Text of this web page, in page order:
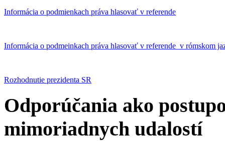
Informácia o podmienkach práva hlasovať v referende
Informácia o podmeinkach práva hlasovať v referende v rómskom
Rozhodnutie prezidenta SR
Odporúčania ako
mimoriadnych udalostí